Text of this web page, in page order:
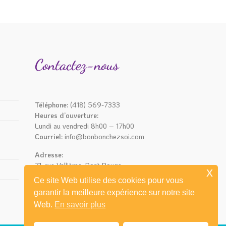
Contactez-nous
Téléphone:(418) 569-7333
Heures d’ouverture:
Lundi au vendredi 8h00 – 17h00
Courriel:info@bonbonchezsoi.com
Adresse:
71, rue Vallières, Pont-Rouge
(Québec) G3H 2T8
Ce site Web utilise des cookies pour vous
garantir la meilleure expérience sur notre site
Web. En savoir plus
x